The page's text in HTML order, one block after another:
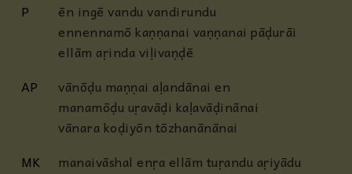
P
ēn ingē vandu vandirundu
ennennamō kaṇṇanai vaṇṇanai pāḍurāi
ellām aṛinda viḷivaṇḍē
AP
vānōḍu maṇṇai aḷandānai en
manamōḍu uṛavāḍi kaḷavāḍinānai
vānara koḍiyōn tōzhanānānai
MK
manaivāshal enṛa ellām tuṛandu aṛiyādu